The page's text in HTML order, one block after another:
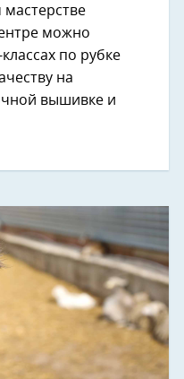
мастерстве
можно
по рубке
на
вышивке и